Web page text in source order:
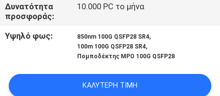
ΕΙΔΉΣΕΙΣ
ΈΝΑ
ΑΠΌΣΠΑΣΜΑ
Δυνατότητα
προσφοράς:
10.000 PC το μήνα
Υψηλό φως: 850nm 100G QSFP28 SR4,
100m 100G QSFP28 SR4,
Πομποδέκτης MPO 100G QSFP28
ΚΑΛΎΤΕΡΗ ΤΙΜΉ